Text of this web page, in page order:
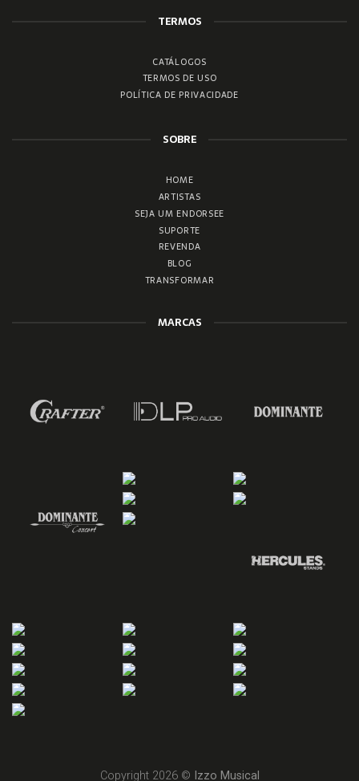
TERMOS
CATÁLOGOS
TERMOS DE USO
POLÍTICA DE PRIVACIDADE
SOBRE
HOME
ARTISTAS
SEJA UM ENDORSEE
SUPORTE
REVENDA
BLOG
TRANSFORMAR
MARCAS
Copyright 2026 © Izzo Musical